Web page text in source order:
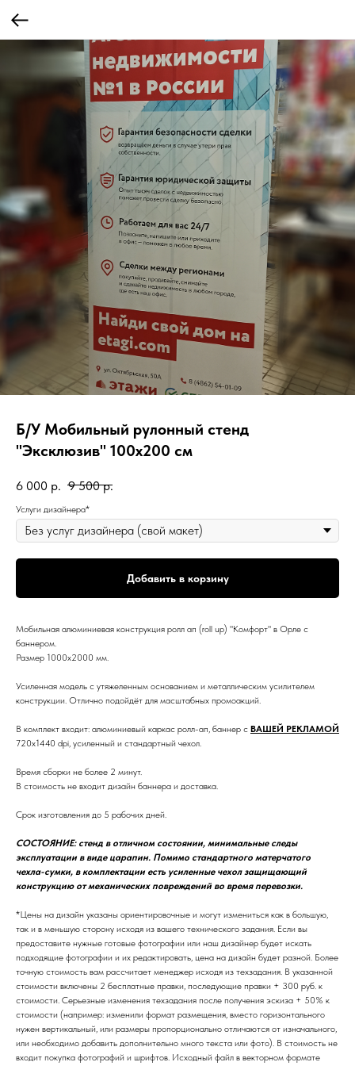
Б/У Мобильный рулонный стенд
"Эксклюзив" 100х200 см
6 000 р. 9 500 р.
Услуги дизайнера*
Добавить в корзину
Мобильная алюминиевая конструкция ролл ап (roll up) "Комфорт" в Орле с
баннером.
Размер 1000х2000 мм.
Усиленная модель с утяжеленным основанием и металлическим усилителем
конструкции. Отлично подойдёт для масштабных промоакций.
В комплект входит: алюминиевый каркас ролл-ап, баннер с ВАШЕЙ РЕКЛАМОЙ
720х1440 dpi, усиленный и стандартный чехол.
Время сборки не более 2 минут.
В стоимость не входит дизайн баннера и доставка.
Срок изготовления до 5 рабочих дней.
СОСТОЯНИЕ: стенд в отличном состоянии, минимальные следы
эксплуатации в виде царапин. Помимо стандартного матерчатого
чехла-сумки, в комплектации есть усиленные чехол защищающий
конструкцию от механических повреждений во время перевозки.
*Цены на дизайн указаны ориентировочные и могут измениться как в большую,
так и в меньшую сторону исходя из вашего технического задания. Если вы
предоставите нужные готовые фотографии или наш дизайнер будет искать
подходящие фотографии и их редактировать, цена на дизайн будет разной. Более
точную стоимость вам рассчитает менеджер исходя из техзадания. В указанной
стоимости включены 2 бесплатные правки, последующие правки + 300 руб. к
стоимости. Серьезные изменения техзадания после получения эскиза + 50% к
стоимости (например: изменили формат размещения, вместо горизонтального
нужен вертикальный, или размеры пропорционально отличаются от изначального,
или необходимо добавить дополнительно много текста или фото). В стоимость не
входит покупка фотографий и шрифтов. Исходный файл в векторном формате